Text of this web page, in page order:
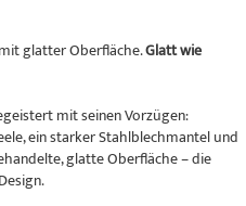
glatter Oberfläche.Glatt wie
mit seinen Vorzügen:
ein starker Stahlblechmantel und
glatte Oberfläche – die